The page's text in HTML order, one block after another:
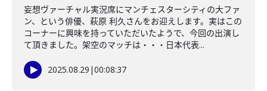
妄想ヴァーチャル実況席にマンチェスターシティの大ファ
ン、という俳優、萩原 利久さんをお迎えします。実はこの
コーナーに興味を持っていただいたようで、今回の出演し
て頂きました。架空のマッチは・・・日本代表...
2025.08.29 |00:08:37